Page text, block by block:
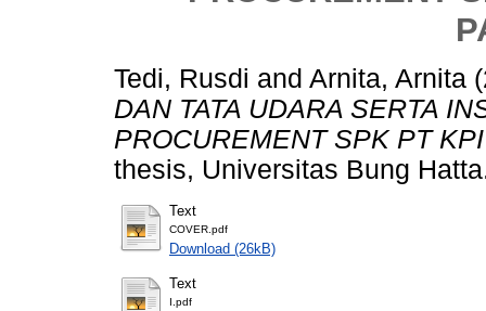
Tedi, Rusdi and Arnita, Arnita
DAN TATA UDARA SERTA
PROCUREMENT SPK PT
thesis, Universitas Bung
Text
COVER.pdf
Download (26kB)
Text
I.pdf